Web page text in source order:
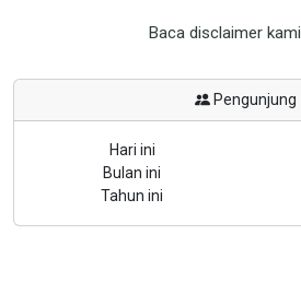
Baca disclaimer kami
Pengunjung
Hari ini
Bulan ini
Tahun ini